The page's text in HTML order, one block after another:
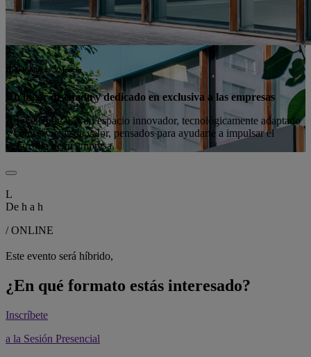
Hub Empresa Valencia
Un lugar diseñado y dedicado en exclusiva a las empresas
Aquí encontrarás un espacio innovador, tecnológicamente adaptado
y con servicios de valor, pensados para ayudarte a impulsar el
desarrollo de tu empresa.
L
De h a h
/ ONLINE
Este evento será híbrido,
¿En qué formato estás interesado?
Inscríbete
a la Sesión Presencial